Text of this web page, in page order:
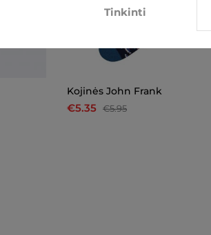
Kojinės John Frank
€5.35 €5.95
Tinkinti